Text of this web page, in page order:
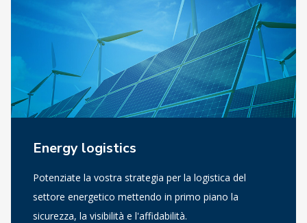
Energy logistics
Potenziate la vostra strategia per la logistica del
settore energetico mettendo in primo piano la
sicurezza, la visibilità e l'affidabilità.